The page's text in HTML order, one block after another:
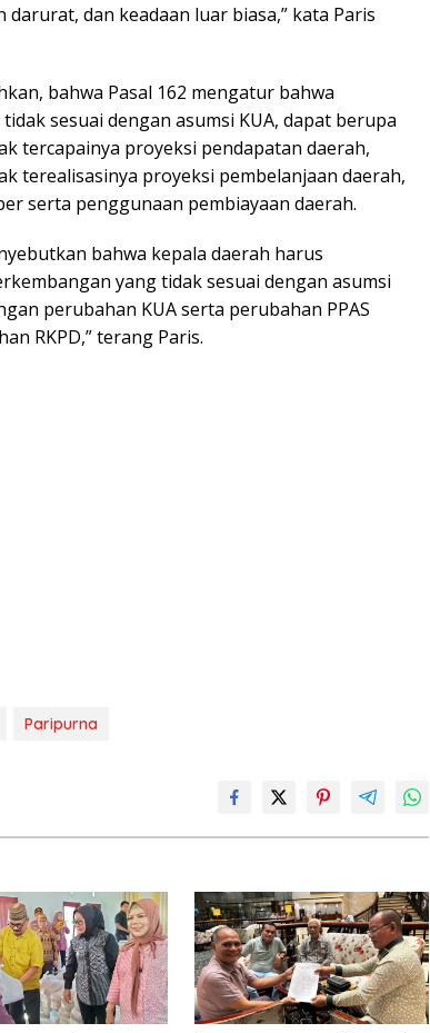
darurat, dan keadaan luar biasa,” kata Paris
bahwa Pasal 162 mengatur bahwa
sesuai dengan asumsi KUA, dapat berupa
tercapainya proyeksi pendapatan daerah,
terealisasinya proyeksi pembelanjaan daerah,
serta penggunaan pembiayaan daerah.
bahwa kepala daerah harus
yang tidak sesuai dengan asumsi
perubahan KUA serta perubahan PPAS
RKPD,” terang Paris.
Paripurna